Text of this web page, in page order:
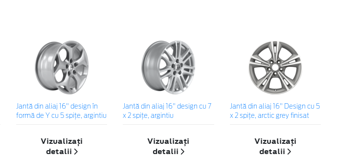
Jantă din aliaj 16" design în
formă de Y cu 5 spiţe, argintiu
Vizualizați
detalii
Jantă din aliaj 16" design cu 7
x 2 spiţe, argintiu
Vizualizați
detalii
Jantă din aliaj 16" Design cu 5
x 2 spiţe, arctic grey finisat
Vizualizați
detalii